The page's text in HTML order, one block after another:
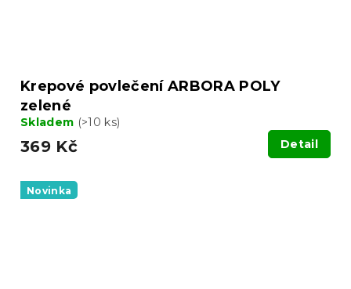
Krepové povlečení ARBORA POLY
zelené
Skladem (>10 ks)
369 Kč Detail
Novinka